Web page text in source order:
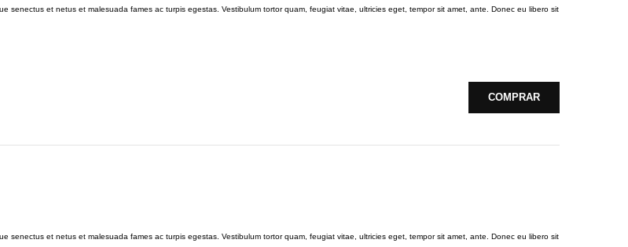
senectus et netus et malesuada fames ac turpis egestas. Vestibulum tortor quam, feugiat vitae, ultricies eget, tempor sit amet, ante. Donec eu libero sit
COMPRAR
senectus et netus et malesuada fames ac turpis egestas. Vestibulum tortor quam, feugiat vitae, ultricies eget, tempor sit amet, ante. Donec eu libero sit